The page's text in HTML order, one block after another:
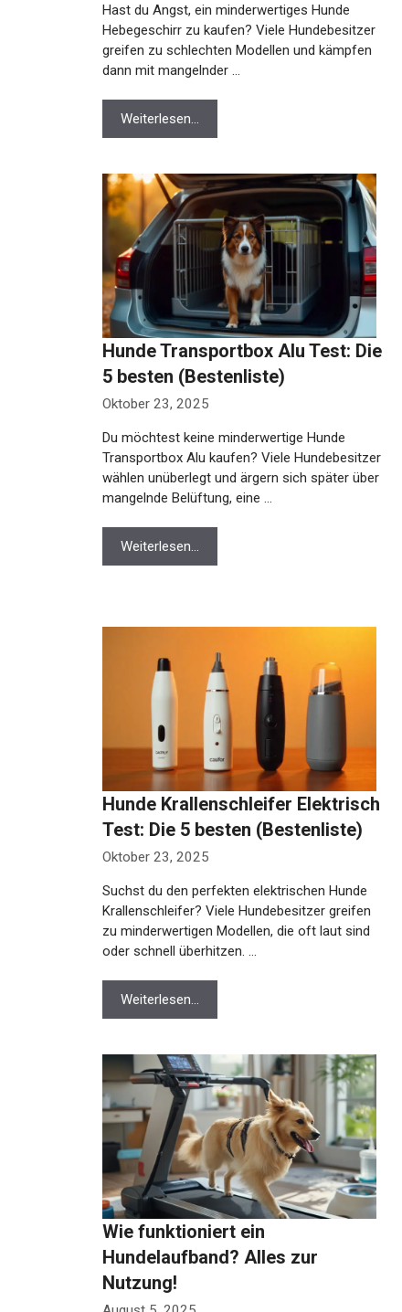
Hast du Angst, ein minderwertiges Hunde
Hebegeschirr zu kaufen? Viele Hundebesitzer
greifen zu schlechten Modellen und kämpfen
dann mit mangelnder …
Weiterlesen…
Oktober 23, 2025
Hunde Transportbox Alu Test: Die
5 besten (Bestenliste)
Du möchtest keine minderwertige Hunde
Transportbox Alu kaufen? Viele Hundebesitzer
wählen unüberlegt und ärgern sich später über
mangelnde Belüftung, eine …
Weiterlesen…
Oktober 23, 2025
Hunde Krallenschleifer Elektrisch
Test: Die 5 besten (Bestenliste)
Suchst du den perfekten elektrischen Hunde
Krallenschleifer? Viele Hundebesitzer greifen
zu minderwertigen Modellen, die oft laut sind
oder schnell überhitzen. …
Weiterlesen…
Wie funktioniert ein
Hundelaufband? Alles zur
Nutzung!